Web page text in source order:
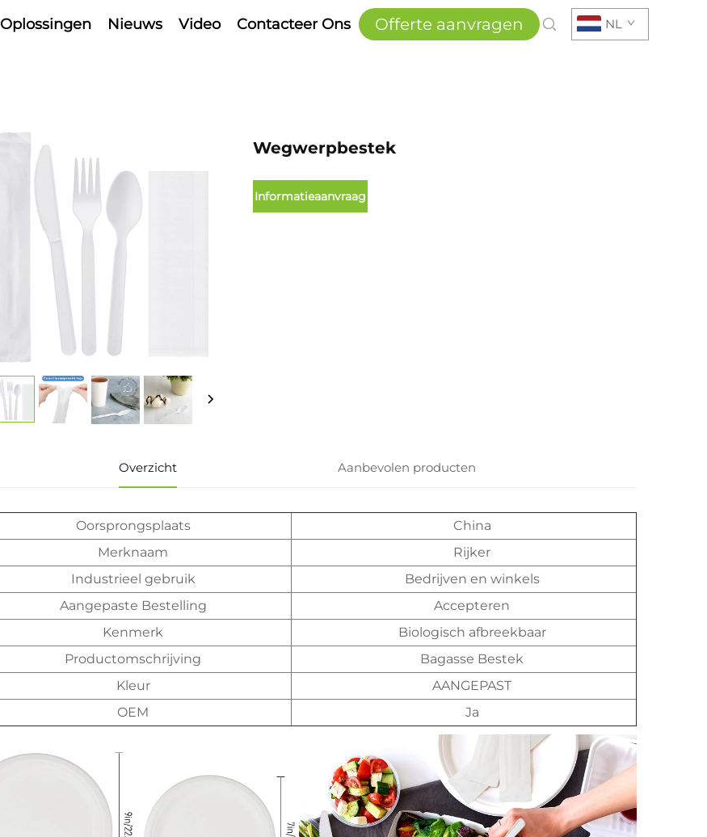
Oplossingen Nieuws Video Contacteer Ons Offerte aanvragen NL
Wegwerpbestek
Informatieaanvraag
Overzicht Aanbevolen producten
Oorsprongsplaats
China
Merknaam
Rijker
Industrieel gebruik
Bedrijven en winkels
Aangepaste Bestelling
Accepteren
Kenmerk
Biologisch afbreekbaar
Productomschrijving
Bagasse Bestek
Kleur
AANGEPAST
OEM
Ja